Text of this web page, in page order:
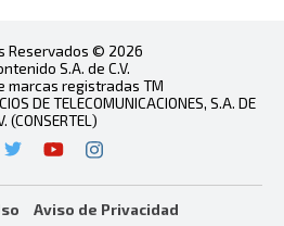
Reservados © 2026
S.A. de C.V.
marcas registradas TM
DE TELECOMUNICACIONES, S.A. DE
(CONSERTEL)
Aviso de Privacidad